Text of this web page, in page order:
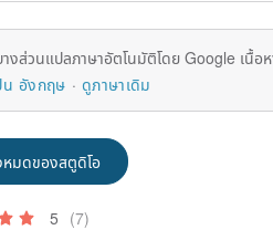
งส่วนแปลภาษาอัตโนมัติโดย Google เนื้อ
น อังกฤษ
ดูภาษาเดิม
หมดของสตูดิโอ
5 (7)